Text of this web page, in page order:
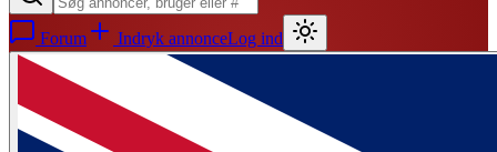
Forum Indryk annonceLog ind